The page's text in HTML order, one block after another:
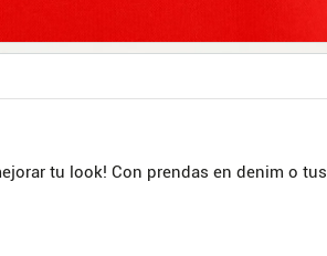
tu look! Con prendas en denim o tus
SUPERDRY